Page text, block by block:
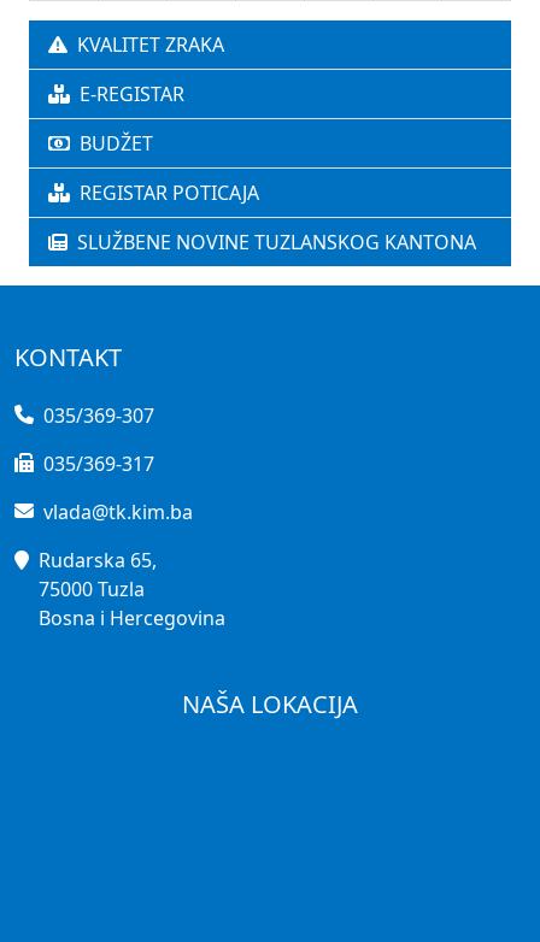
KVALITET ZRAKA
E-REGISTAR
BUDŽET
REGISTAR POTICAJA
SLUŽBENE NOVINE TUZLANSKOG KANTONA
KONTAKT
035/369-307
035/369-317
vlada@tk.kim.ba
Rudarska 65,
75000 Tuzla
Bosna i Hercegovina
NAŠA LOKACIJA